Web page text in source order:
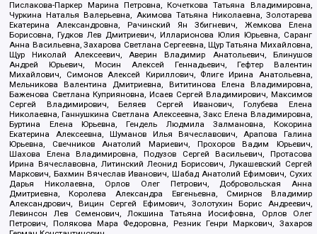
Пислакова-Паркер Марина Петровна, Кочеткова Татьяна Владимировна,
Чуркина Наталья Валерьевна, Акимова Татьяна Николаевна, Золотарева
Екатерина Александровна, Рачинский Ян Збигневич, Жемкова Елена
Борисовна, Гудков Лев Дмитриевич, Илларионова Юлия Юрьевна, Саранг
Анна Васильевна, Захарова Светлана Сергеевна, Щур Татьяна Михайловна,
Щур Николай Алексеевич, Аверин Владимир Анатольевич, Блинушов
Андрей Юрьевич, Мосин Алексей Геннадьевич, Гефтер Валентин
Михайлович, Симонов Алексей Кириллович, Флиге Ирина Анатольевна,
Мельникова Валентина Дмитриевна, Вититинова Елена Владимировна,
Баженова Светлана Куприяновна, Исаев Сергей Владимирович, Максимов
Сергей Владимирович, Беляев Сергей Иванович, Голубева Елена
Николаевна, Ганнушкина Светлана Алексеевна, Закс Елена Владимировна,
Буртина Елена Юрьевна, Гендель Людмила Залмановна, Кокорина
Екатерина Алексеевна, Шуманов Илья Вячеславович, Арапова Галина
Юрьевна, Свечников Анатолий Мариевич, Прохоров Вадим Юрьевич,
Шахова Елена Владимировна, Подузов Сергей Васильевич, Протасова
Ирина Вячеславовна, Литинский Леонид Борисович, Лукашевский Сергей
Маркович, Бахмин Вячеслав Иванович, Шабад Анатолий Ефимович, Сухих
Дарья Николаевна, Орлов Олег Петрович, Добровольская Анна
Дмитриевна, Королева Александра Евгеньевна, Смирнов Владимир
Александрович, Вицин Сергей Ефимович, Золотухин Борис Андреевич,
Левинсон Лев Семенович, Локшина Татьяна Иосифовна, Орлов Олег
Петрович, Полякова Мара Федоровна, Резник Генри Маркович, Захаров